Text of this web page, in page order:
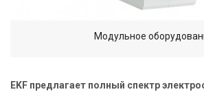
Модульное
EKF предлагает полный спектр